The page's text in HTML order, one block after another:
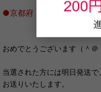
●京都府 太田様
おめでとうございます（＾＠
当選された方には明日発送
お送りいたします。